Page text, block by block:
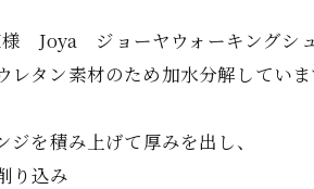
Joya ジョーヤウォーキングシュ
レタン素材のため加水分解していま
ジを積み上げて厚みを出し、
り込み